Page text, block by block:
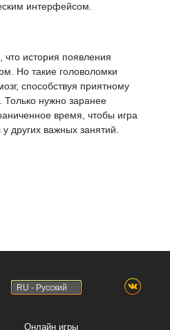
интерфейсом.
что история появления
Но такие головоломки
способствуя приятному
нужно заранее
время, чтобы игра
других важных занятий.
RU - Русский
Онлайн игры